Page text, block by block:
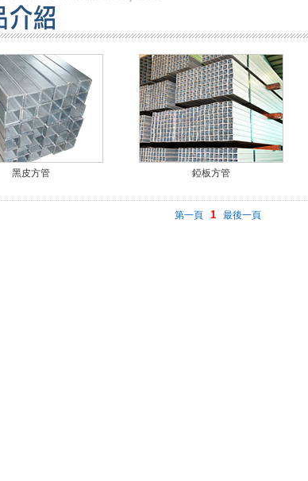
黑皮方管 錏板方管
第一頁 1 最後一頁